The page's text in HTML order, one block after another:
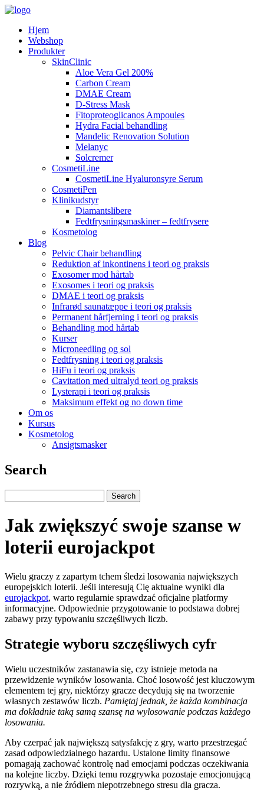
Hjem
Webshop
Produkter
SkinClinic
Aloe Vera Gel 200%
Carbon Cream
DMAE Cream
D-Stress Mask
Fitoproteoglicanos Ampoules
Hydra Facial behandling
Mandelic Renovation Solution
Melanyc
Solcremer
CosmetiLine
CosmetiLine Hyaluronsyre Serum
CosmetiPen
Klinikudstyr
Diamantslibere
Fedtfrysningsmaskiner – fedtfrysere
Kosmetolog
Blog
Pelvic Chair behandling
Reduktion af inkontinens i teori og praksis
Exosomer mod hårtab
Exosomes i teori og praksis
DMAE i teori og praksis
Infrarød saunatæppe i teori og praksis
Permanent hårfjerning i teori og praksis
Behandling mod hårtab
Kurser
Microneedling og sol
Fedtfrysning i teori og praksis
HiFu i teori og praksis
Cavitation med ultralyd teori og praksis
Lysterapi i teori og praksis
Maksimum effekt og no down time
Om os
Kursus
Kosmetolog
Ansigtsmasker
Search
Jak zwiększyć swoje szanse w
loterii eurojackpot
Wielu graczy z zapartym tchem śledzi losowania największych
europejskich loterii. Jeśli interesują Cię aktualne wyniki dla
eurojackpot, warto regularnie sprawdzać oficjalne platformy
informacyjne. Odpowiednie przygotowanie to podstawa dobrej
zabawy przy typowaniu szczęśliwych liczb.
Strategie wyboru szczęśliwych cyfr
Wielu uczestników zastanawia się, czy istnieje metoda na
przewidzenie wyników losowania. Choć losowość jest kluczowym
elementem tej gry, niektórzy gracze decydują się na tworzenie
własnych zestawów liczb. Pamiętaj jednak, że każda kombinacja
ma dokładnie taką samą szansę na wylosowanie podczas każdego
losowania.
Aby czerpać jak największą satysfakcję z gry, warto przestrzegać
zasad odpowiedzialnego hazardu. Ustalone limity finansowe
pomagają zachować kontrolę nad emocjami podczas oczekiwania
na kolejne liczby. Dzięki temu rozgrywka pozostaje emocjonującą
rozrywką, a nie źródłem niepotrzebnego stresu dla gracza.